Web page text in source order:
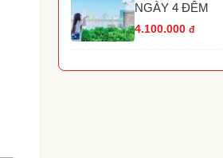
NGÀY 4 ĐÊM
4.100.000 đ